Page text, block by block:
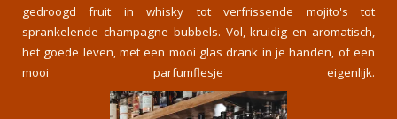
gedroogd fruit in whisky tot verfrissende mojito's tot
sprankelende champagne bubbels. Vol, kruidig en aromatisch,
het goede leven, met een mooi glas drank in je handen, of een
mooi parfumflesje eigenlijk.